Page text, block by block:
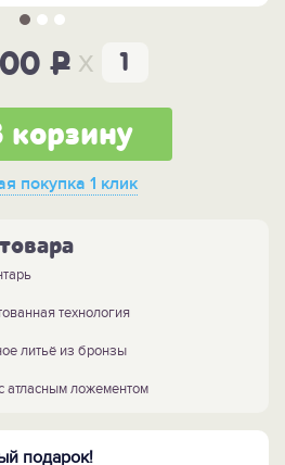
P x
корзину
покупка 1 клик
технология
литьё из бронзы
атласным ложементом
подарок!